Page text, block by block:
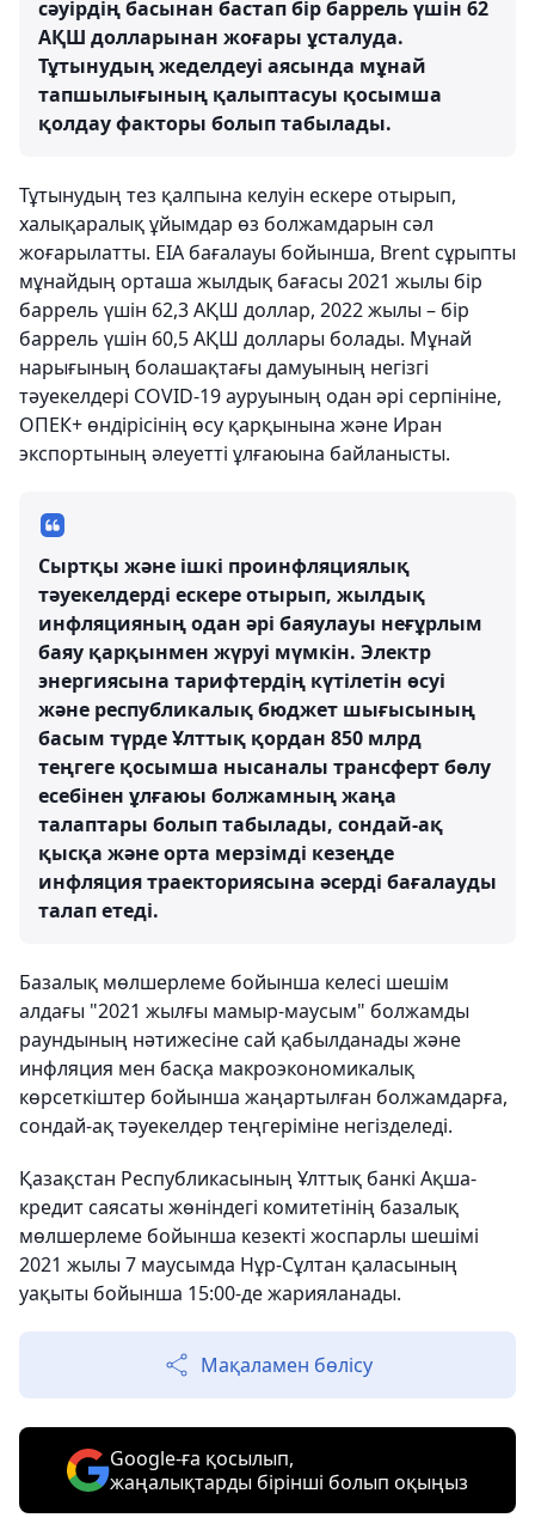
сәуірдің басынан бастап бір баррель үшін 62
АҚШ долларынан жоғары ұсталуда.
Тұтынудың жеделдеуі аясында мұнай
тапшылығының қалыптасуы қосымша
қолдау факторы болып табылады.
Тұтынудың тез қалпына келуін ескере отырып,
халықаралық ұйымдар өз болжамдарын сәл
жоғарылатты. EIA бағалауы бойынша, Brent сұрыпты
мұнайдың орташа жылдық бағасы 2021 жылы бір
баррель үшін 62,3 АҚШ доллар, 2022 жылы – бір
баррель үшін 60,5 АҚШ доллары болады. Мұнай
нарығының болашақтағы дамуының негізгі
тәуекелдері COVID-19 ауруының одан әрі серпініне,
ОПЕК+ өндірісінің өсу қарқынына және Иран
экспортының әлеуетті ұлғаюына байланысты.
Сыртқы және ішкі проинфляциялық
тәуекелдерді ескере отырып, жылдық
инфляцияның одан әрі баяулауы неғұрлым
баяу қарқынмен жүруі мүмкін. Электр
энергиясына тарифтердің күтілетін өсуі
және республикалық бюджет шығысының
басым түрде Ұлттық қордан 850 млрд
теңгеге қосымша нысаналы трансферт бөлу
есебінен ұлғаюы болжамның жаңа
талаптары болып табылады, сондай-ақ
қысқа және орта мерзімді кезеңде
инфляция траекториясына әсерді бағалауды
талап етеді.
Базалық мөлшерлеме бойынша келесі шешім
алдағы "2021 жылғы мамыр-маусым" болжамды
раундының нәтижесіне сай қабылданады және
инфляция мен басқа макроэкономикалық
көрсеткіштер бойынша жаңартылған болжамдарға,
сондай-ақ тәуекелдер теңгеріміне негізделеді.
Қазақстан Республикасының Ұлттық банкі Ақша-
кредит саясаты жөніндегі комитетінің базалық
мөлшерлеме бойынша кезекті жоспарлы шешімі
2021 жылы 7 маусымда Нұр-Сұлтан қаласының
уақыты бойынша 15:00-де жарияланады.
Мақаламен бөлісу
Google-ға қосылып,
жаңалықтарды бірінші болып оқыңыз